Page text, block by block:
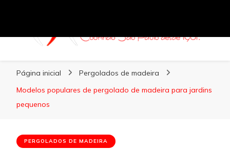
Página inicial
Pergolados de madeira
Modelos populares de pergolado de madeira para jardins
pequenos
PERGOLADOS DE MADEIRA